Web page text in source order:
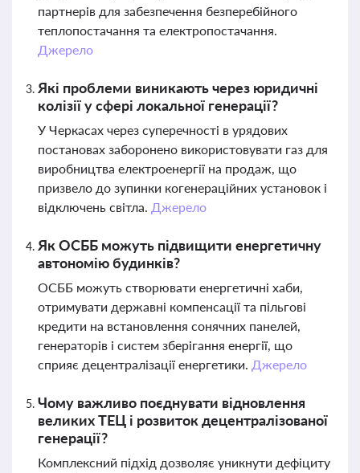
партнерів для забезпечення безперебійного
теплопостачання та електропостачання.
Джерело
Які проблеми виникають через юридичні
колізії у сфері локальної генерації?
У Черкасах через суперечності в урядових
постановах заборонено використовувати газ для
виробництва електроенергії на продаж, що
призвело до зупинки когенераційних установок і
відключень світла. Джерело
Як ОСББ можуть підвищити енергетичну
автономію будинків?
ОСББ можуть створювати енергетичні хаби,
отримувати державні компенсації та пільгові
кредити на встановлення сонячних панелей,
генераторів і систем зберігання енергії, що
сприяє децентралізації енергетики. Джерело
Чому важливо поєднувати відновлення
великих ТЕЦ і розвиток децентралізованої
генерації?
Комплексний підхід дозволяє уникнути дефіциту